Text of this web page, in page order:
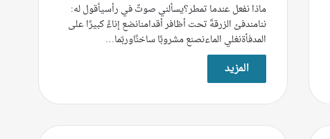
ماذا نفعل عندما تمطر؟يسألني صوتٌ في رأسيأقول له:
ننامندفئ الزرقةَ تحت أظافر أقدامنانضع إناءً كبيرًا على
المدفأةنغلي الماءنصنع مشروبًا ساخنًاوربّما…
المزيد